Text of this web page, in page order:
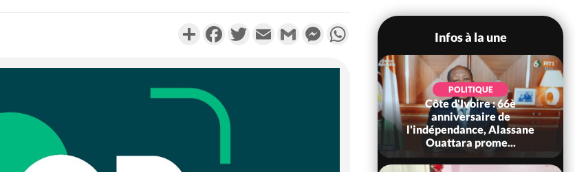
PartagerFacebookTwitterEmail Gmail MessengerWhatsApp
Infos à la une
d'absence de Biya, Hiram
Iyodi appelle le conseil
POLITIQUE
Côte d'Ivoire : 66è
anniversaire de
l'indépendance, Alassane
Ouattara prome...